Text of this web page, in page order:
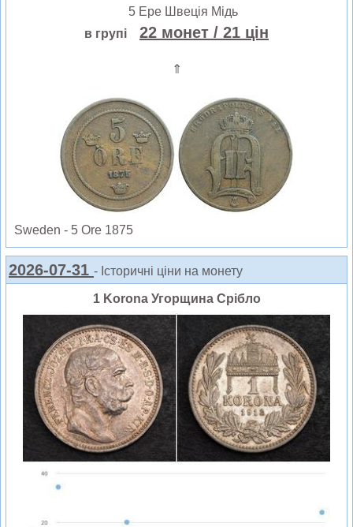
5 Ере Швеція Мідь
в групі
22 монет / 21 цін
⇑
Sweden - 5 Ore 1875
2026-07-31 - Історичні ціни на монету
1 Korona Угорщина Срібло